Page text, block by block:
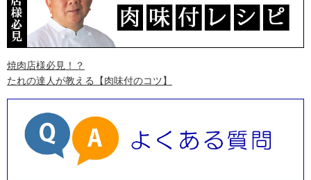
焼肉店様必見！？
たれの達人が教える
【肉味付のコツ】